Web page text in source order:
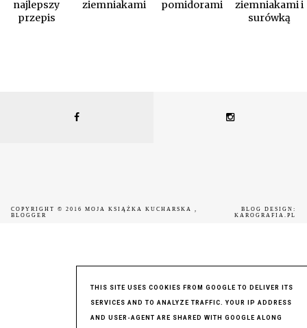
najlepszy
przepis
ziemniakami
pomidorami
ziemniakami i
surówką
COPYRIGHT © 2016 MOJA KSIĄŻKA KUCHARSKA ,
BLOGGER
BLOG DESIGN:
KAROGRAFIA.PL
THIS SITE USES COOKIES FROM GOOGLE TO DELIVER ITS
SERVICES AND TO ANALYZE TRAFFIC. YOUR IP ADDRESS
AND USER-AGENT ARE SHARED WITH GOOGLE ALONG